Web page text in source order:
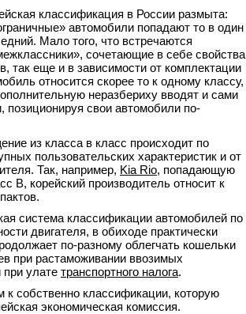
классификация в России размыта:
автомобили попадают то в один
Мало того, что встречаются
сочетающие в себе свойства
так еще и в зависимости от комплектации
относится скорее то к одному классу,
неразбериху вводят и сами
позиционируя свои автомобили по-
из класса в класс происходит по
пользовательских характеристик и от
Так, например, Kia Rio, попадающую
B, корейский производитель относит к
система классификации автомобилей по
двигателя, в обиходе практически
по-разному облегчать кошельки
при растаможивании ввозимых
улате транспортного налога.
к собственно классификации, которую
экономическая комиссия.